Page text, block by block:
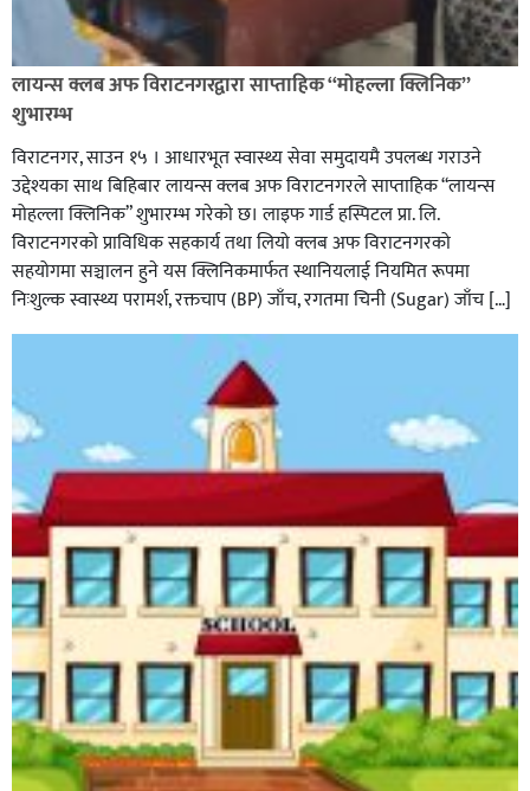
लायन्स क्लब अफ विराटनगरद्वारा साप्ताहिक “मोहल्ला क्लिनिक”
शुभारम्भ
विराटनगर, साउन १५ । आधारभूत स्वास्थ्य सेवा समुदायमै उपलब्ध गराउने
उद्देश्यका साथ बिहिबार लायन्स क्लब अफ विराटनगरले साप्ताहिक “लायन्स
मोहल्ला क्लिनिक” शुभारम्भ गरेकाे छ। लाइफ गार्ड हस्पिटल प्रा. लि.
विराटनगरको प्राविधिक सहकार्य तथा लियो क्लब अफ विराटनगरको
सहयोगमा सञ्चालन हुने यस क्लिनिकमार्फत स्थानियलाई नियमित रूपमा
निःशुल्क स्वास्थ्य परामर्श, रक्तचाप (BP) जाँच, रगतमा चिनी (Sugar) जाँच […]